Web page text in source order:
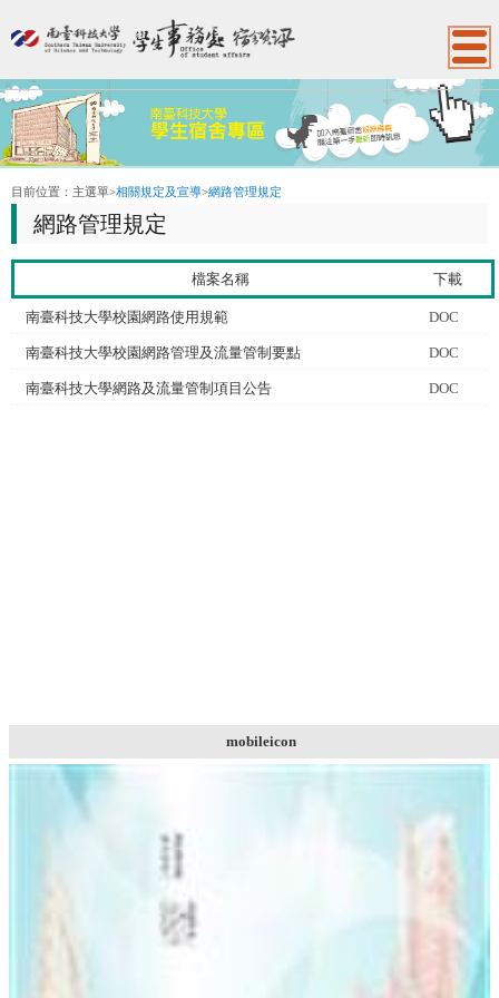
:::
目前位置： 主選單>相關規定及宣導>網路管理規定
網路管理規定
檔案名稱 下載
南臺科技大學校園網路使用規範 DOC
南臺科技大學校園網路管理及流量管制要點 DOC
南臺科技大學網路及流量管制項目公告 DOC
mobileicon